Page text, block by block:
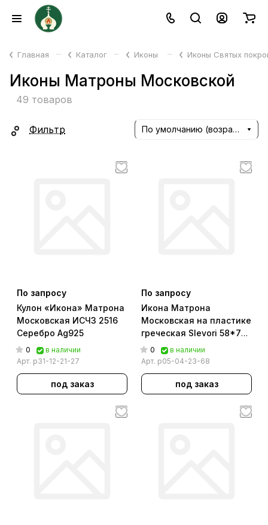
Главная – Каталог – Иконы – Иконы Святых
Иконы Матроны Московской
49 товаров
Фильтр По умолчанию (возрастание)
По запросу
Кулон «Икона» Матрона
Московская ИСЧЗ 2516
Серебро Ag925
0
в наличии
Арт. р31-12-21-27
под заказ
По запросу
Икона Матрона
Московская на пластике
греческая Slevori 58*75
мм.
0
в наличии
Арт. р05-04-23-68
под заказ